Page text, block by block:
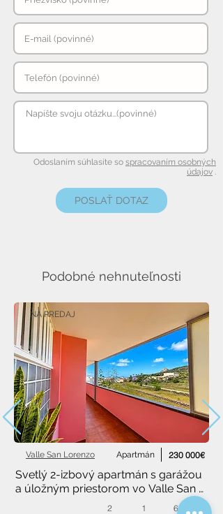
Odoslaním súhlasíte so spracovaním osobných
údajov .
POSLAŤ DOTAZ
Podobné nehnuteľnosti
NA PREDAJ
Apartmán
Valle San Lorenzo 230 000€
Svetlý 2-izbový apartmán s garážou
a úložným priestorom vo Valle San
2 1 68 m²